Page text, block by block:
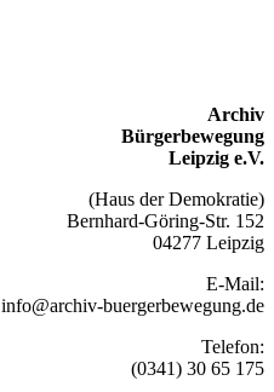
Archiv
Bürgerbewegung
Leipzig e.V.
(Haus der Demokratie)
Bernhard-Göring-Str. 152
04277 Leipzig
E-Mail:
info@archiv-buergerbewegung.de
Telefon:
(0341) 30 65 175